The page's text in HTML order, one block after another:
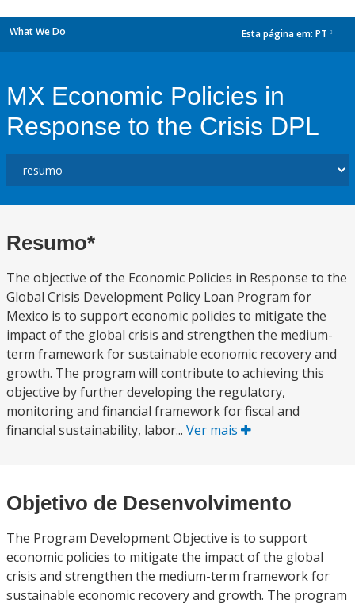
What We Do Esta página em: PT
MX Economic Policies in
Response to the Crisis DPL
Resumo*
The objective of the Economic Policies in Response to the
Global Crisis Development Policy Loan Program for
Mexico is to support economic policies to mitigate the
impact of the global crisis and strengthen the medium-
term framework for sustainable economic recovery and
growth. The program will contribute to achieving this
objective by further developing the regulatory,
monitoring and financial framework for fiscal and
financial sustainability, labor... Ver mais
Objetivo de Desenvolvimento
The Program Development Objective is to support
economic policies to mitigate the impact of the global
crisis and strengthen the medium-term framework for
sustainable economic recovery and growth. The program